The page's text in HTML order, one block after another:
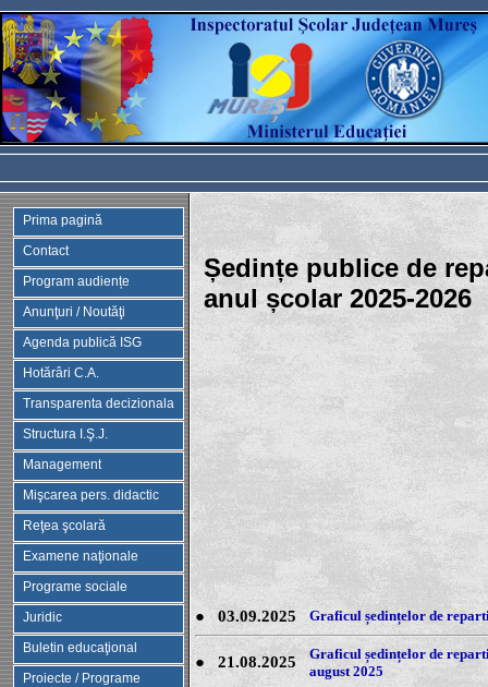
Prima pagină
Contact
Program audiențe
Anunţuri / Noutăţi
Agenda publică ISG
Hotărâri C.A.
Transparenta decizionala
Structura I.Ş.J.
Management
Mişcarea pers. didactic
Reţea şcolară
Examene naţionale
Programe sociale
Juridic
Buletin educaţional
Proiecte / Programe
Ședințe publice de
anul școlar 2025-2026
● 03.09.2025 Graficul ședințelor de
● 21.08.2025
Graficul ședințelor de
august 2025